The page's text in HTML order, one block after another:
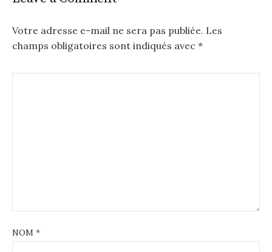
Votre adresse e-mail ne sera pas publiée. Les
champs obligatoires sont indiqués avec *
NOM *